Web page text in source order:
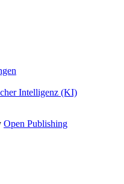
Intelligenz (KI)
Open Publishing